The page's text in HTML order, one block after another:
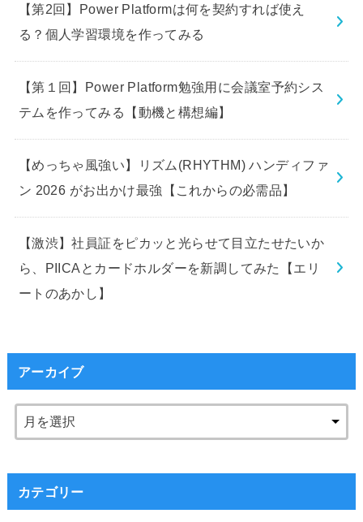
【第2回】Power Platformは何を契約すれば使え
る？個人学習環境を作ってみる
【第１回】Power Platform勉強用に会議室予約シス
テムを作ってみる【動機と構想編】
【めっちゃ風強い】リズム(RHYTHM) ハンディファ
ン 2026 がお出かけ最強【これからの必需品】
【激渋】社員証をピカッと光らせて目立たせたいか
ら、PIICAとカードホルダーを新調してみた【エリ
ートのあかし】
アーカイブ
カテゴリー